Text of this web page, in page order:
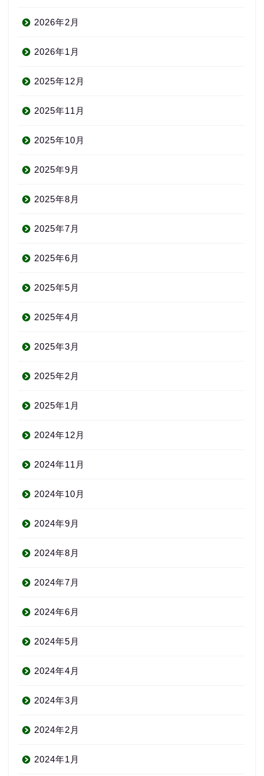
2026年2月
2026年1月
2025年12月
2025年11月
2025年10月
2025年9月
2025年8月
2025年7月
2025年6月
2025年5月
2025年4月
2025年3月
2025年2月
2025年1月
2024年12月
2024年11月
2024年10月
2024年9月
2024年8月
2024年7月
2024年6月
2024年5月
2024年4月
2024年3月
2024年2月
2024年1月